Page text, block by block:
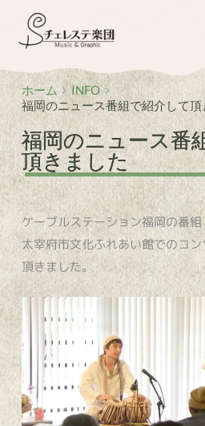
ツ
へ
ス
キ
ッ
プ
ホーム
INFO
福岡のニュース番組で紹介して頂
福岡のニュース番
頂きました
ケーブルステーション福岡の番
太宰府市文化ふれあい館でのコ
頂きました。